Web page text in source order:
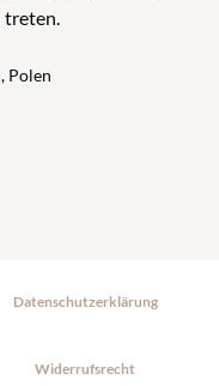
treten.
Polen
Datenschutzerklärung
Widerrufsrecht